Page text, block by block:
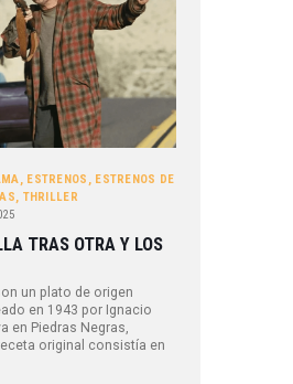
, ESTRENOS , ESTRENOS DE
, THRILLER
TRAS OTRA Y LOS
un plato de origen
en 1943 por Ignacio
en Piedras Negras,
original consistía en